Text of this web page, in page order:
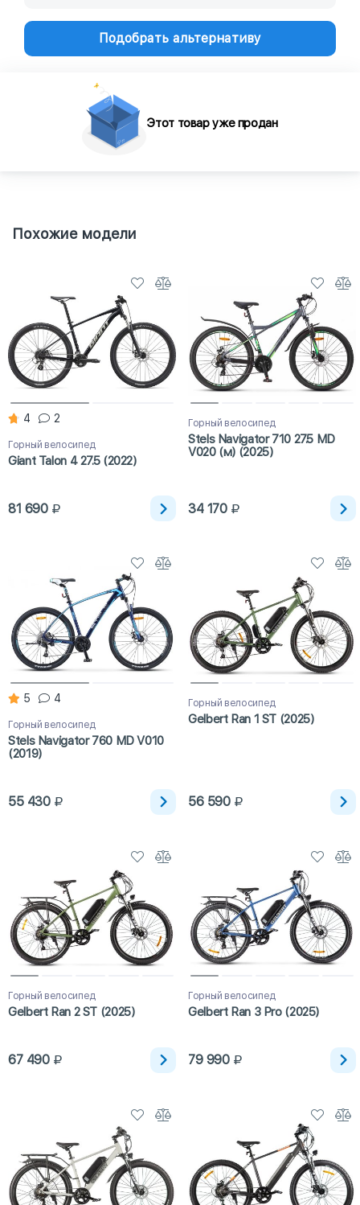
Подобрать альтернативу
Этот товар уже продан
Похожие модели
4 2
Горный велосипед
Giant Talon 4 27.5 (2022)
81 690
Горный велосипед
Stels Navigator 710 27.5 MD
V020 (м) (2025)
34 170
5 4
Горный велосипед
Stels Navigator 760 MD V010
(2019)
55 430
Горный велосипед
Gelbert Ran 1 ST (2025)
56 590
Горный велосипед
Gelbert Ran 2 ST (2025)
67 490
Горный велосипед
Gelbert Ran 3 Pro (2025)
79 990